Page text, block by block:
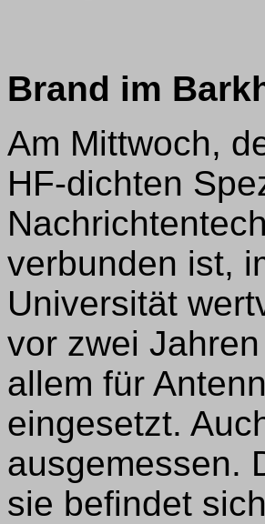
Brand im
Am Mittwoch,
HF-dichten
verbunden ist,
Universität
vor zwei
allem für
eingesetzt.
ausgemessen.
sie befindet